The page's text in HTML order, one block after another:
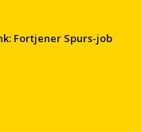
Fortjener Spurs-job